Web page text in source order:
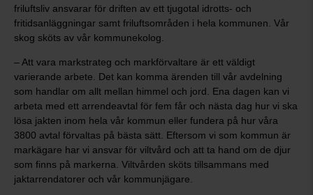
friluftsliv ansvarar för driften av ett tjugotal idrotts- och
fritidsanläggningar samt friluftsområden i hela kommunen. Vår
skog sköts av vår kommunekolog.
– Att vara markstrateg och markförvaltare är ett väldigt
varierande arbete. Det kan komma ärenden till vår avdelning
som handlar om allt mellan himmel och jord. Ena dagen kan vi
arbeta med ett arrendeavtal för fem får och nästa dag hur vi ska
lösa jakten inom hela vår kommun eller fundera på hur våra
3800 avtal förvaltas på bästa sätt. Eftersom vi som kommun är
markägare har vi ansvar för viltvård och att ta hand om de djur
som finns på markerna. Viltvården sköts tillsammans med
jaktarrendatorer och vår kommunjägare.